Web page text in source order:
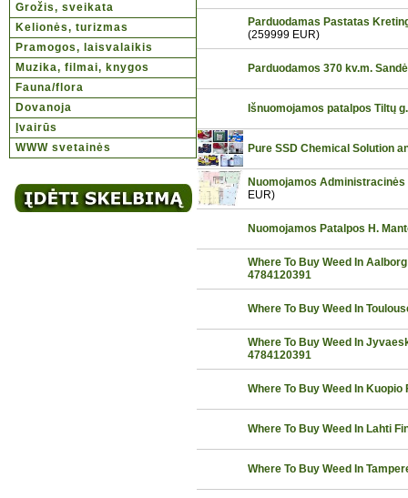
Grožis, sveikata
Kelionės, turizmas
Pramogos, laisvalaikis
Muzika, filmai, knygos
Fauna/flora
Dovanoja
Įvairūs
WWW svetainės
Parduodamas Pastatas
(259999 EUR)
Parduodamos 370 kv.m.
Išnuomojamos patalpos Tiltų
Pure SSD Chemical Solution
Nuomojamos Administracinės
EUR)
Nuomojamos Patalpos H.
Where To Buy Weed In
4784120391
Where To Buy Weed In
Where To Buy Weed In
4784120391
Where To Buy Weed In
Where To Buy Weed In Lahti
Where To Buy Weed In